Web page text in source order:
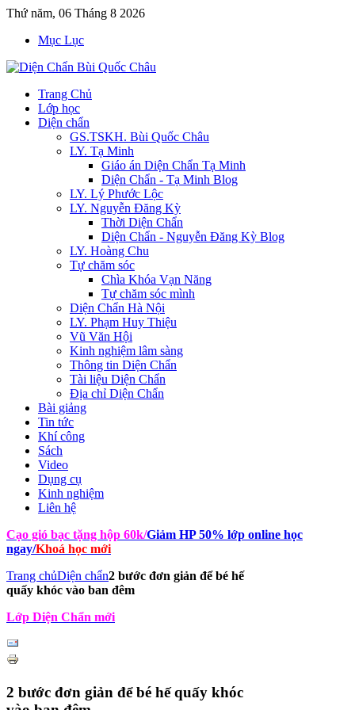
Thứ năm, 06 Tháng 8 2026
Mục Lục
Trang Chủ
Lớp học
Diện chẩn
GS.TSKH. Bùi Quốc Châu
LY. Tạ Minh
Giáo án Diện Chẩn Tạ Minh
Diện Chẩn - Tạ Minh Blog
LY. Lý Phước Lộc
LY. Nguyễn Đăng Kỳ
Thời Diện Chẩn
Diện Chẩn - Nguyễn Đăng Kỳ Blog
LY. Hoàng Chu
Tự chăm sóc
Chìa Khóa Vạn Năng
Tự chăm sóc mình
Diện Chẩn Hà Nội
LY. Phạm Huy Thiệu
Vũ Văn Hội
Kinh nghiệm lâm sàng
Thông tin Diện Chẩn
Tài liệu Diện Chẩn
Địa chỉ Diện Chẩn
Bài giảng
Tin tức
Khí công
Sách
Video
Dụng cụ
Kinh nghiệm
Liên hệ
Cạo gió bạc tặng hộp 60k/Giảm HP 50% lớp online học
ngay/Khoá học mới
Trang chủDiện chẩn2 bước đơn giản để bé hế
quấy khóc vào ban đêm
Lớp Diện Chẩn mới
2 bước đơn giản để bé hế quấy khóc